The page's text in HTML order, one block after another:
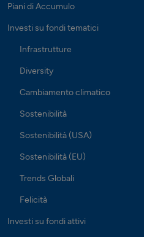
Piani di Accumulo
Investi su fondi tematici
Infrastrutture
Diversity
Cambiamento climatico
Sostenibilità
Sostenibilità (USA)
Sostenibilità (EU)
Trends Globali
Felicità
Investi su fondi attivi